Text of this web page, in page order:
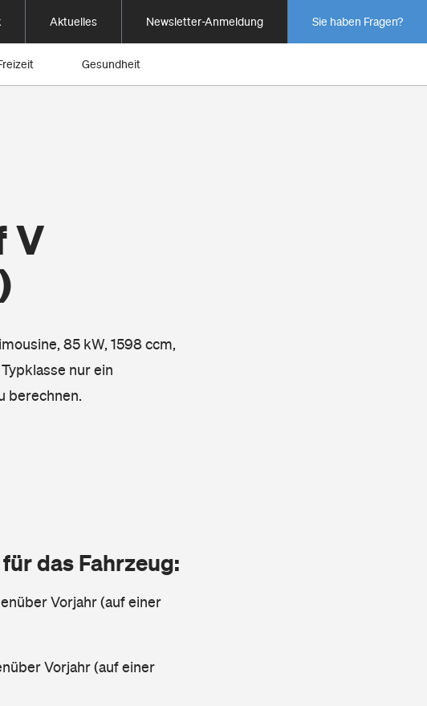
Aktuelles Newsletter-Anmeldung Sie haben Fragen?
Gesundheit
V
85 kW, 1598 ccm,
nur ein
berechnen.
das Fahrzeug:
Vorjahr (auf einer
Vorjahr (auf einer